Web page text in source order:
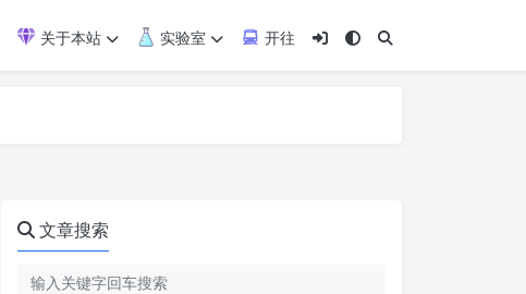
关于本站 实验室
开往
文章搜索